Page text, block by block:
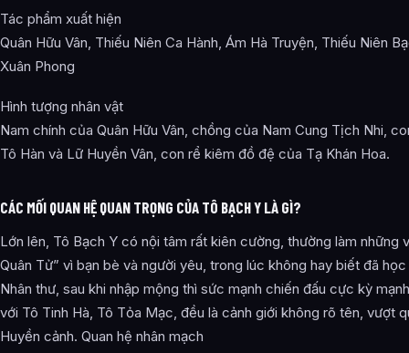
Tác phẩm xuất hiện
Quân Hữu Vân, Thiếu Niên Ca Hành, Ám Hà Truyện, Thiếu Niên
Xuân Phong
Hình tượng nhân vật
Nam chính của Quân Hữu Vân, chồng của Nam Cung Tịch Nhi,
Tô Hàn và Lữ Huyền Vân, con rể kiêm đồ đệ của Tạ Khán Hoa.
CÁC MỐI QUAN HỆ QUAN TRỌNG CỦA TÔ BẠCH Y LÀ GÌ?
Lớn lên, Tô Bạch Y có nội tâm rất kiên cường, thường làm những
Quân Tử” vì bạn bè và người yêu, trong lúc không hay biết đã
Nhân thư, sau khi nhập mộng thì sức mạnh chiến đấu cực kỳ
với Tô Tinh Hà, Tô Tỏa Mạc, đều là cảnh giới không rõ tên, vượt
Huyền cảnh. Quan hệ nhân mạch